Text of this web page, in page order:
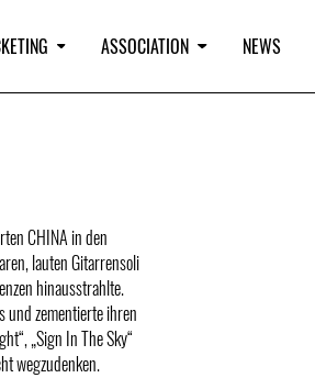
ASSOCIATION NEWS
CHINA in den
lauten Gitarrensoli
hinausstrahlte.
und zementierte ihren
„Sign In The Sky“
wegzudenken.